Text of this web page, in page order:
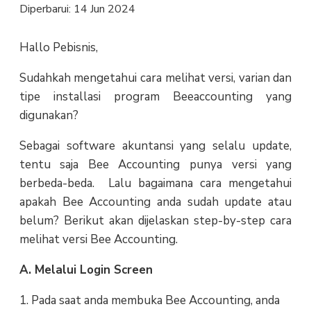
Diperbarui: 14 Jun 2024
Hallo Pebisnis,
Sudahkah mengetahui cara melihat versi, varian dan
tipe installasi program Beeaccounting yang
digunakan?
Sebagai software akuntansi yang selalu update,
tentu saja Bee Accounting punya versi yang
berbeda-beda. Lalu bagaimana cara mengetahui
apakah Bee Accounting anda sudah update atau
belum? Berikut akan dijelaskan step-by-step cara
melihat versi Bee Accounting.
A. Melalui Login Screen
1. Pada saat anda membuka Bee Accounting, anda